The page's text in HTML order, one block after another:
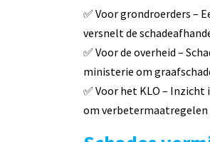
✅ Voor grondroerders –
versnelt de
✅ Voor de overheid –
ministerie om
✅ Voor het KLO –
om